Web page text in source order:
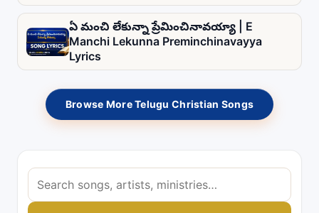
ఏ మంచి లేకున్నా ప్రేమించినావయ్యా | E
Manchi Lekunna Preminchinavayya
Lyrics
Browse More Telugu Christian Songs
S
e